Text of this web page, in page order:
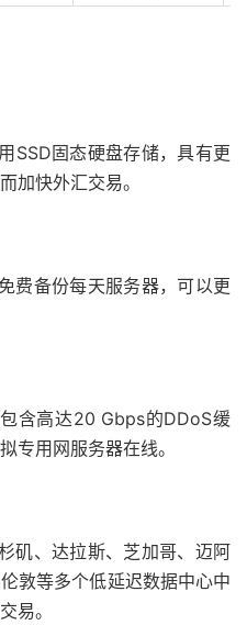
SSD固态硬盘存储，具有更
加快外汇交易。
费备份每天服务器，可以更
含高达20 Gbps的DDoS缓
专用网服务器在线。
矶、达拉斯、芝加哥、迈阿
敦等多个低延迟数据中心中
易。